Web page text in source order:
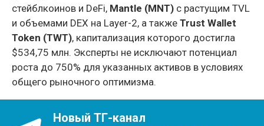
стейблкоинов и DeFi, Mantle (MNT) с растущим TVL
и объемами DEX на Layer-2, а также Trust Wallet
Token (TWT), капитализация которого достигла
$534,75 млн. Эксперты не исключают потенциал
роста до 750% для указанных активов в условиях
общего рыночного оптимизма.
Новый ТГ-канал